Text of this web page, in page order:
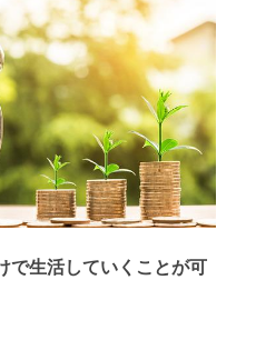
で生活していくことが可